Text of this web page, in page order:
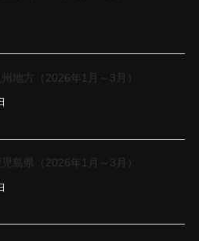
州地方（2026年1月～3月）
児島県（2026年1月～3月）